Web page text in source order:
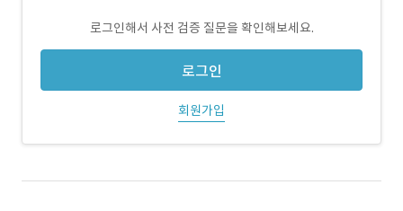
로그인해서 사전 검증 질문을 확인해보세요.
로그인
회원가입